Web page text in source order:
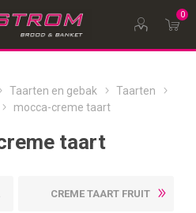
0
Taarten en gebak
Taarten
mocca-creme taart
taart
CREME TAART FRUIT